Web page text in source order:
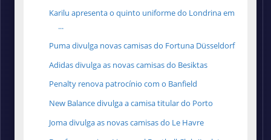
Karilu apresenta o quinto uniforme do Londrina em
...
Puma divulga novas camisas do Fortuna Düsseldorf
Adidas divulga as novas camisas do Besiktas
Penalty renova patrocínio com o Banfield
New Balance divulga a camisa titular do Porto
Joma divulga as novas camisas do Le Havre